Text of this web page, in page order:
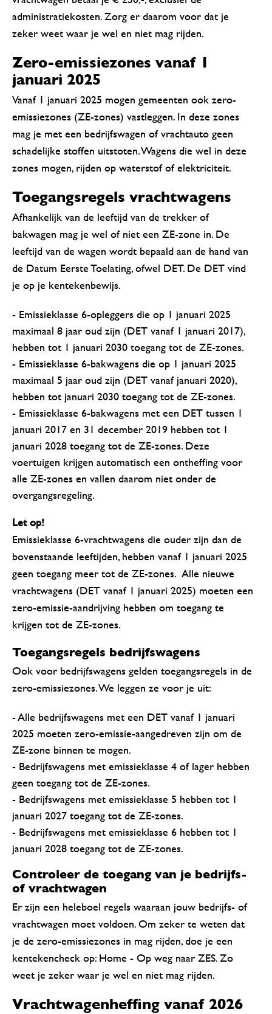
administratiekosten. Zorg er daarom voor dat je
zeker weet waar je wel en niet mag rijden.
Zero-emissiezones vanaf 1
januari 2025
Vanaf 1 januari 2025 mogen gemeenten ook zero-
emissiezones (ZE-zones) vastleggen. In deze zones
mag je met een bedrijfswagen of vrachtauto geen
schadelijke stoffen uitstoten. Wagens die wel in deze
zones mogen, rijden op waterstof of elektriciteit.
Toegangsregels vrachtwagens
Afhankelijk van de leeftijd van de trekker of
bakwagen mag je wel of niet een ZE-zone in. De
leeftijd van de wagen wordt bepaald aan de hand van
de Datum Eerste Toelating, ofwel DET. De DET vind
je op je kentekenbewijs.
- Emissieklasse 6-opleggers die op 1 januari 2025
maximaal 8 jaar oud zijn (DET vanaf 1 januari 2017),
hebben tot 1 januari 2030 toegang tot de ZE-zones.
- Emissieklasse 6-bakwagens die op 1 januari 2025
maximaal 5 jaar oud zijn (DET vanaf januari 2020),
hebben tot januari 2030 toegang tot de ZE-zones.
- Emissieklasse 6-bakwagens met een DET tussen 1
januari 2017 en 31 december 2019 hebben tot 1
januari 2028 toegang tot de ZE-zones. Deze
voertuigen krijgen automatisch een ontheffing voor
alle ZE-zones en vallen daarom niet onder de
overgangsregeling.
Let op!
Emissieklasse 6-vrachtwagens die ouder zijn dan de
bovenstaande leeftijden, hebben vanaf 1 januari 2025
geen toegang meer tot de ZE-zones. Alle nieuwe
vrachtwagens (DET vanaf 1 januari 2025) moeten een
zero-emissie-aandrijving hebben om toegang te
krijgen tot de ZE-zones.
Toegangsregels bedrijfswagens
Ook voor bedrijfswagens gelden toegangsregels in de
zero-emissiezones. We leggen ze voor je uit:
- Alle bedrijfswagens met een DET vanaf 1 januari
2025 moeten zero-emissie-aangedreven zijn om de
ZE-zone binnen te mogen.
- Bedrijfswagens met emissieklasse 4 of lager hebben
geen toegang tot de ZE-zones.
- Bedrijfswagens met emissieklasse 5 hebben tot 1
januari 2027 toegang tot de ZE-zones.
- Bedrijfswagens met emissieklasse 6 hebben tot 1
januari 2028 toegang tot de ZE-zones.
Controleer de toegang van je bedrijfs-
of vrachtwagen
Er zijn een heleboel regels waaraan jouw bedrijfs- of
vrachtwagen moet voldoen. Om zeker te weten dat
je de zero-emissiezones in mag rijden, doe je een
kentekencheck op: Home - Op weg naar ZES. Zo
weet je zeker waar je wel en niet mag rijden.
Vrachtwagenheffing vanaf 2026